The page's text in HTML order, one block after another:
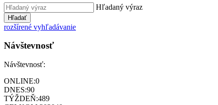
Hľadaný výraz
Hľadať
rozšírené vyhľadávanie
Návštevnosť
Návštevnosť:
ONLINE:0
DNES:90
TÝŽDEŇ:489